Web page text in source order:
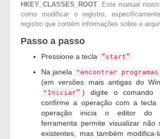
HKEY_CLASSES_ROOT. Este manual
como modificar o registro,
registro que contém informações sobre o
Passo a passo
Pressione a tecla “start”
Na janela "encontrar
(em versões mais antigas do
"Iniciar” ) digite o comando
confirme a operação com a tecla
operação inicia o editor do
ferramenta permite visualizar não
existentes, mas também modifica-